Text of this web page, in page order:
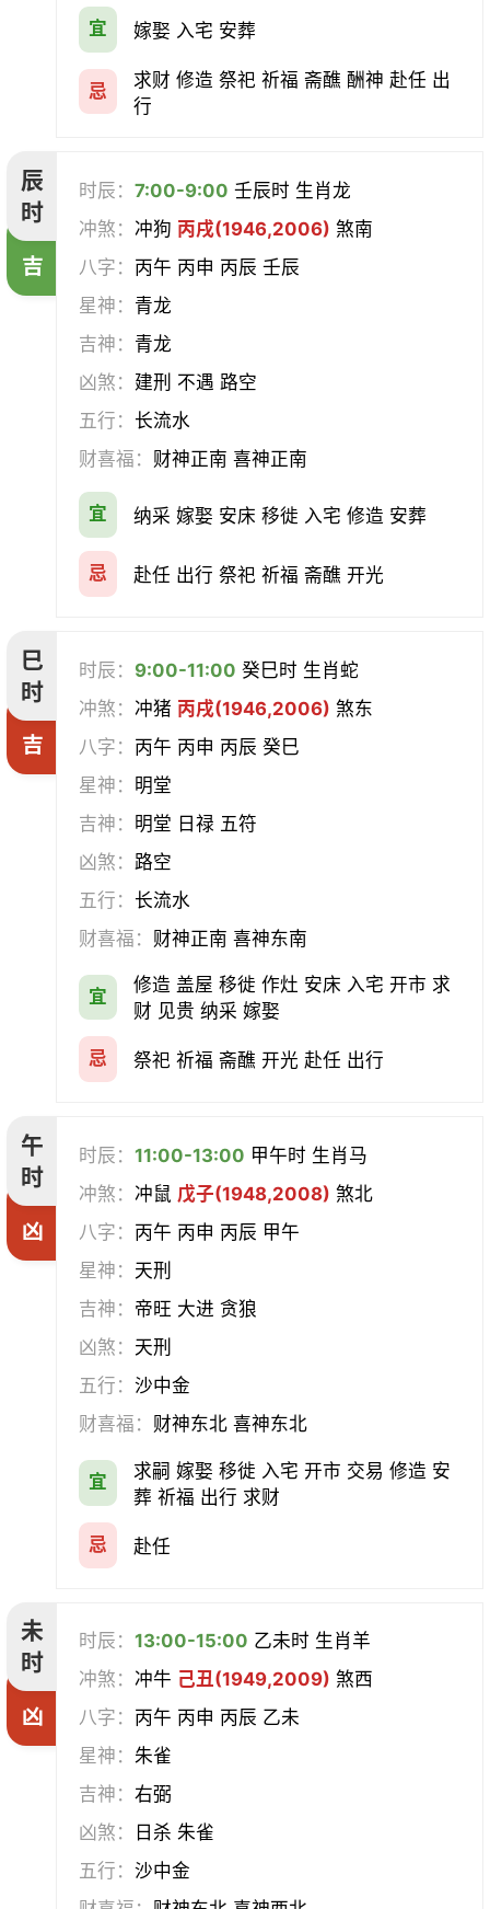
宜 嫁娶 入宅 安葬
忌
求财 修造 祭祀 祈福 斋醮 酬神 赴任 出
行
辰
时
吉
时辰：7:00-9:00 壬辰时 生肖龙
冲煞：冲狗 丙戌(1946,2006) 煞南
八字： 丙午 丙申 丙辰 壬辰
星神： 青龙
吉神： 青龙
凶煞： 建刑 不遇 路空
五行： 长流水
财喜福： 财神正南 喜神正南
宜 纳采 嫁娶 安床 移徙 入宅 修造 安葬
忌 赴任 出行 祭祀 祈福 斋醮 开光
巳
时
吉
时辰： 9:00-11:00 癸巳时 生肖蛇
冲煞：冲猪 丙戌(1946,2006) 煞东
八字： 丙午 丙申 丙辰 癸巳
星神： 明堂
吉神： 明堂 日禄 五符
凶煞： 路空
五行： 长流水
财喜福： 财神正南 喜神东南
宜
修造 盖屋 移徙 作灶 安床 入宅 开市 求
财 见贵 纳采 嫁娶
忌 祭祀 祈福 斋醮 开光 赴任 出行
午
时
凶
时辰：11:00-13:00 甲午时 生肖马
冲煞：冲鼠 戊子(1948,2008) 煞北
八字： 丙午 丙申 丙辰 甲午
星神： 天刑
吉神： 帝旺 大进 贪狼
凶煞： 天刑
五行：沙中金
财喜福： 财神东北 喜神东北
宜
求嗣 嫁娶 移徙 入宅 开市 交易 修造 安
葬 祈福 出行 求财
忌 赴任
未
时
凶
时辰：13:00-15:00 乙未时 生肖羊
冲煞：冲牛 己丑(1949,2009) 煞西
八字： 丙午 丙申 丙辰 乙未
星神：朱雀
吉神：右弼
凶煞：
日杀 朱雀
五行：沙中金